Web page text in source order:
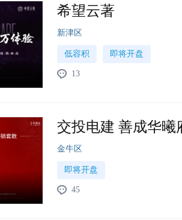
希望云著
新津区
低容积 即将开盘
13
交投电建 善成华曦
金牛区
即将开盘
45